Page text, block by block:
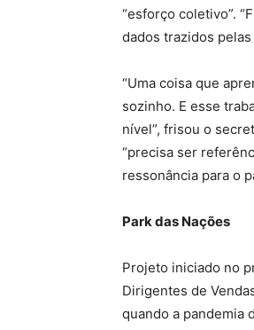
“esforço coletivo”.
dados trazidos
“Uma coisa que
sozinho. E esse
nível”, frisou o
“precisa ser
ressonância para o
Park das Nações
Projeto iniciado no
Dirigentes de
quando a pandemia